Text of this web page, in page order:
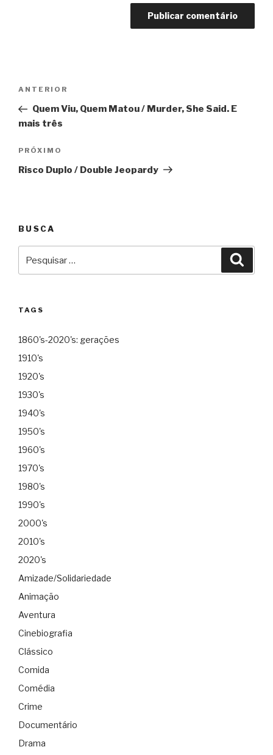
Post
Anterior
ANTERIOR
Quem Viu, Quem Matou / Murder, She Said. E
mais três
Próximo
PRÓXIMO
Risco Duplo / Double Jeopardy
BUSCA
por:
TAGS
1860's-2020's: gerações
1910's
1920's
1930's
1940's
1950's
1960's
1970's
1980's
1990's
2000's
2010's
2020's
Amizade/Solidariedade
Animação
Aventura
Cinebiografia
Clássico
Comida
Comédia
Crime
Documentário
Drama